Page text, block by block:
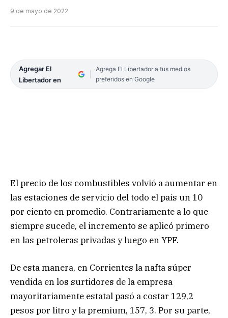
9 de mayo de 2022
Agregar El
Libertador en
Agrega El Libertador a tus medios
preferidos en Google
El precio de los combustibles volvió a aumentar en
las estaciones de servicio del todo el país un 10
por ciento en promedio. Contrariamente a lo que
siempre sucede, el incremento se aplicó primero
en las petroleras privadas y luego en YPF.
De esta manera, en Corrientes la nafta súper
vendida en los surtidores de la empresa
mayoritariamente estatal pasó a costar 129,2
pesos por litro y la premium, 157, 3. Por su parte,